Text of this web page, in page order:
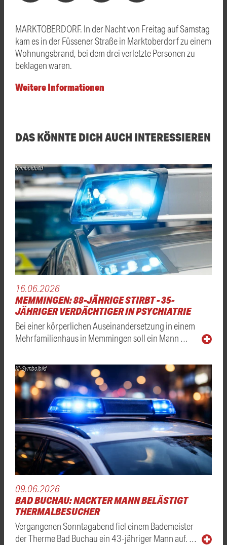
MARKTOBERDORF. In der Nacht von Freitag auf Samstag
kam es in der Füssener Straße in Marktoberdorf zu einem
Wohnungsbrand, bei dem drei verletzte Personen zu
beklagen waren.
Weitere Informationen
DAS KÖNNTE DICH AUCH INTERESSIEREN
Symboldbild
16.06.2026
MEMMINGEN: 88-JÄHRIGE STIRBT - 35-
JÄHRIGER VERDÄCHTIGER IN PSYCHIATRIE
Bei einer körperlichen Auseinandersetzung in einem
Mehrfamilienhaus in Memmingen soll ein Mann …
KI-Symbolbild
09.06.2026
BAD BUCHAU: NACKTER MANN BELÄSTIGT
THERMALBESUCHER
Vergangenen Sonntagabend fiel einem Bademeister
der Therme Bad Buchau ein 43-jähriger Mann auf. …